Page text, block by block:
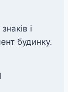
і
будинку.